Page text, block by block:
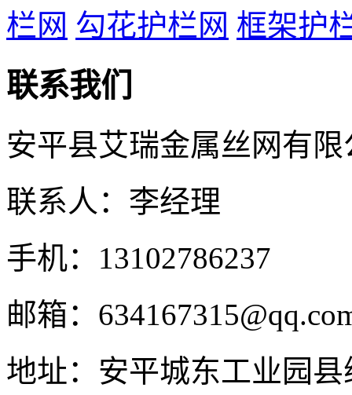
栏网 勾花护栏网 框架护
联系我们
安平县艾瑞金属丝网有限
联系人：李经理
手机：13102786237
邮箱：
地址：安平城东工业园县